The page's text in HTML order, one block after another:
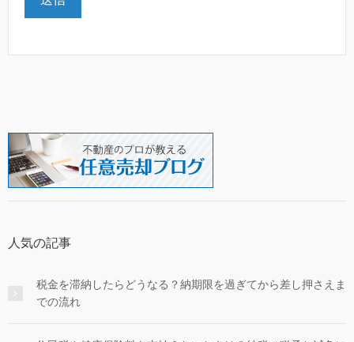
人気の記事
税金を滞納したらどうなる？納期限を過ぎてから差し押さえま
での流れ